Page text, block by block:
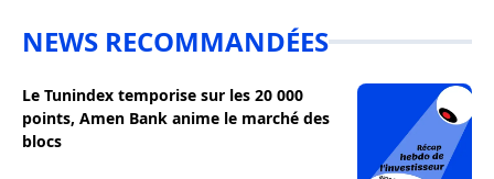
NEWS RECOMMANDÉES
Le Tunindex temporise sur les 20 000
points, Amen Bank anime le marché des
blocs